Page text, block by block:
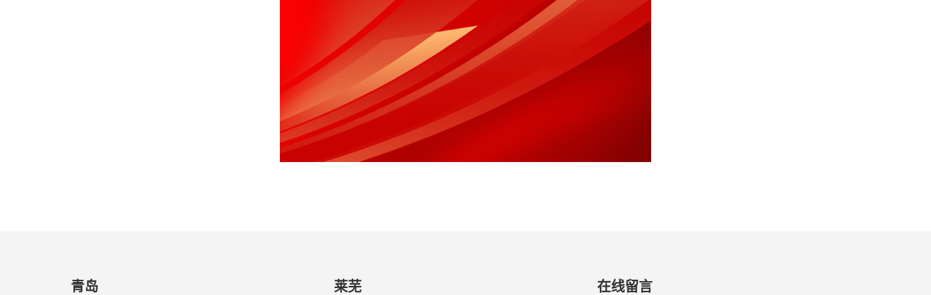
青岛 莱芜 在线留言